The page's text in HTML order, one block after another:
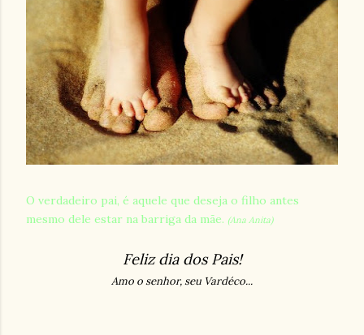
O verdadeiro pai, é aquele que deseja o filho antes
mesmo dele estar na barriga da mãe. (Ana Anita)
Feliz dia dos Pais!
Amo o senhor, seu Vardéco...